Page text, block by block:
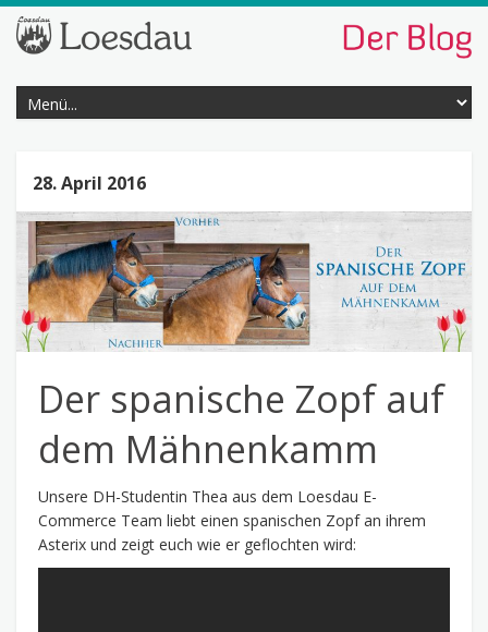
Der spanische Zopf auf
dem Mähnenkamm
Unsere DH-Studentin Thea aus dem Loesdau E-
Commerce Team liebt einen spanischen Zopf an ihrem
Asterix und zeigt euch wie er geflochten wird:
28. April 2016